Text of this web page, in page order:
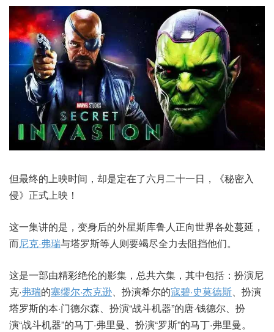
但最终的上映时间，却是定在了六月二十一日，《秘密入
侵》正式上映！
这一集讲的是，变身后的外星斯库鲁人正向世界各处蔓延，
而尼克·弗瑞与塔罗斯等人则要竭尽全力去阻挡他们。
这是一部由精彩绝伦的影集，总共六集，其中包括：扮演尼
克·弗瑞的塞缪尔·杰克逊、扮演希尔的寇碧·史莫德斯、扮演
塔罗斯的本·门德尔森、扮演“战斗机器”的唐·钱德尔、扮
演“战斗机器”的马丁·弗里曼、扮演“罗斯”的马丁·弗里曼。